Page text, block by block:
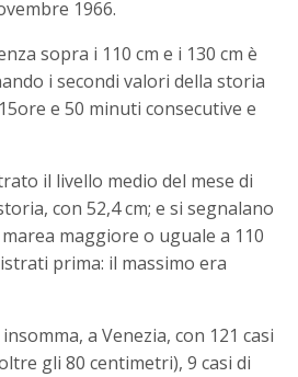
1966.
sopra i 110 cm e i 130 cm è
i secondi valori della storia
e 50 minuti consecutive e
il livello medio del mese di
con 52,4 cm; e si segnalano
maggiore o uguale a 110
prima: il massimo era
a Venezia, con 121 casi
gli 80 centimetri), 9 casi di